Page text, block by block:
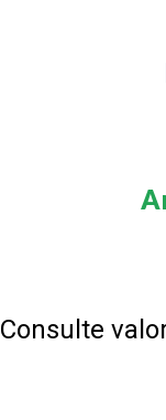
Consulte